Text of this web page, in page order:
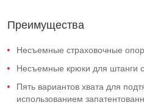
Преимущества
Несъемные страховочные
Несъемные крюки для штанги
Пять вариантов хвата для
использованием